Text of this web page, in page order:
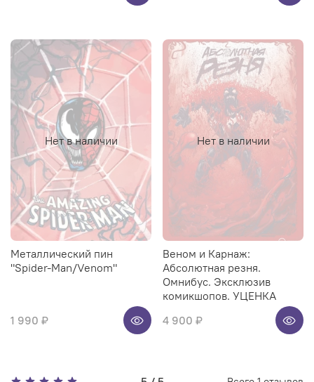
Нет в наличии
Металлический пин
"Spider-Man/Venom"
1 990 ₽
Нет в наличии
Веном и Карнаж:
Абсолютная резня.
Омнибус. Эксклюзив
комикшопов. УЦЕНКА
4 900 ₽